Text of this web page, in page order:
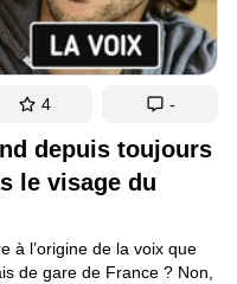
depuis toujours
le visage du
à l’origine de la voix que
de gare de France ? Non,
4 -